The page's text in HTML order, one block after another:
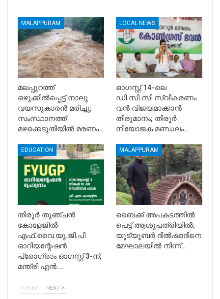
MALAPPURAM
മലപ്പുറത്ത്
ഒഴുക്കിൽപ്പെട്ട് നാലു
വയസുകാരൻ മരിച്ചു;
സംസ്ഥാനത്ത്
മഴക്കെടുതിയിൽ മരണം…
LOCAL NEWS
ഓഗസ്റ്റ് 14-ലെ
ഡി.സി.സി സ്വീകരണം
വൻ വിജയമാക്കാൻ
തീരുമാനം; തിരൂർ
നിയോജക മണ്ഡലം…
EDUCATION
​തിരൂർ തുഞ്ചൻ
കോളേജിൽ
എഫ്.വൈ.യു.ജി.പി
ഓറിയന്റേഷൻ
പ്രോഗ്രാം ഓഗസ്റ്റ് 3-ന്;
മന്ത്രി എൻ.…
MALAPPURAM
ബൈക്ക് അപകടത്തില്‍
പെട്ട് ആശുപത്രിയില്‍;
യൂട്യൂബര്‍ ദില്‍ഷാദിനെ
മേഘാലയില്‍ നിന്ന്…
PREV NEXT